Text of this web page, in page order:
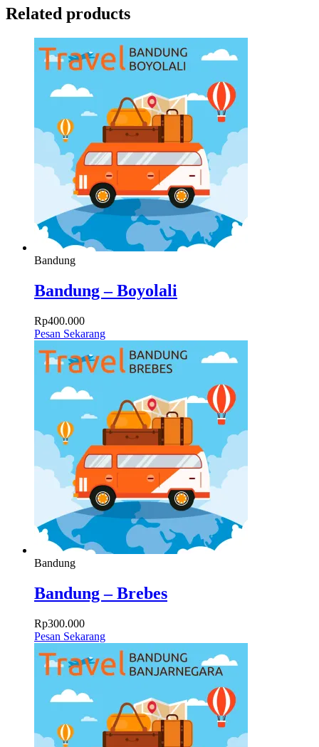
Related products
Bandung
Bandung – Boyolali
Rp400.000
Pesan Sekarang
Bandung
Bandung – Brebes
Rp300.000
Pesan Sekarang